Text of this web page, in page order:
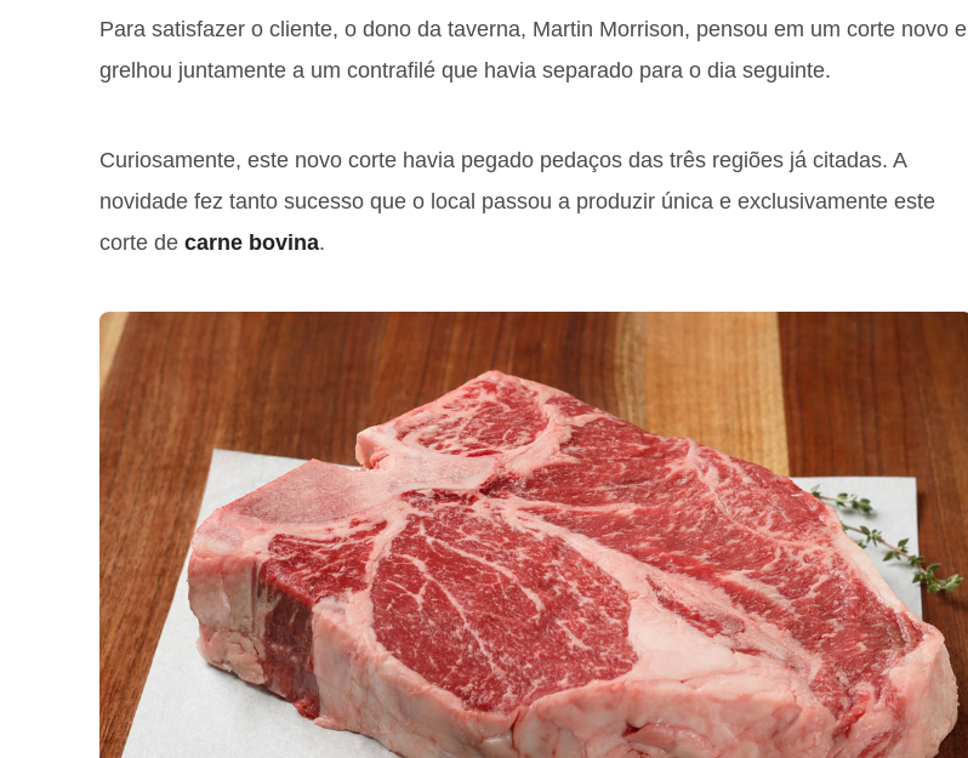
Para satisfazer o cliente, o dono da taverna, Martin Morrison, pensou em um corte novo e
grelhou juntamente a um contrafilé que havia separado para o dia seguinte.
Curiosamente, este novo corte havia pegado pedaços das três regiões já citadas. A
novidade fez tanto sucesso que o local passou a produzir única e exclusivamente este
corte de carne bovina.